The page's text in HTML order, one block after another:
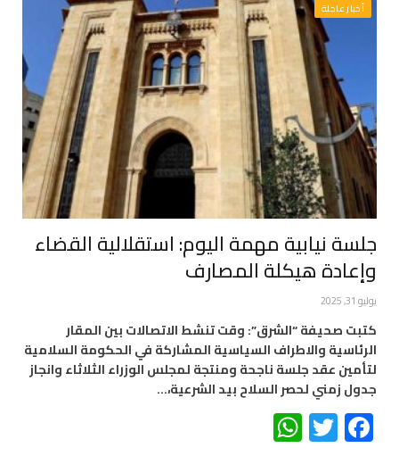
أخبار عاجلة
جلسة نيابية مهمة اليوم: استقلالية القضاء
وإعادة هيكلة المصارف
يوليو 31, 2025
كتبت صحيفة “الشرق”: وقت تنشط الاتصالات بين المقار
الرئاسية والاطراف السياسية المشاركة في الحكومة السلامية
لتأمين عقد جلسة ناجحة ومنتجة لمجلس الوزراء الثلاثاء وانجاز
جدول زمني لحصر السلاح بيد الشرعية،…
Facebook
Twitter